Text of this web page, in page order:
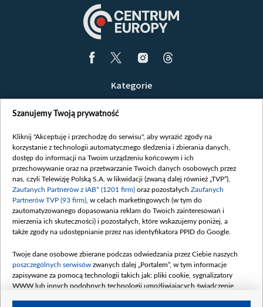
Kategorie
Opinie
Białoruś / Polska
Czytelnia
Centrum Europy
O nas
Kontakt
Informacje o nadawcy
Serwisy partnerskie
belsat.eu
slava.tv
tvpworld.com
Szanujemy Twoją prywatność
Kliknij "Akceptuję i przechodzę do serwisu", aby wyrazić zgody na
korzystanie z technologii automatycznego śledzenia i zbierania danych,
dostęp do informacji na Twoim urządzeniu końcowym i ich
przechowywanie oraz na przetwarzanie Twoich danych osobowych przez
nas, czyli Telewizję Polską S.A. w likwidacji (zwaną dalej również „TVP”),
Zaufanych Partnerów z IAB* (1201 firm) oraz pozostałych Zaufanych
Partnerów TVP (93 firm) , w celach marketingowych (w tym do
zautomatyzowanego dopasowania reklam do Twoich zainteresowań i
mierzenia ich skuteczności) i pozostałych, które wskazujemy poniżej, a
także zgody na udostępnianie przez nas identyfikatora PPID do Google.
Twoje dane osobowe zbierane podczas odwiedzania przez Ciebie naszych
poszczególnych serwisów zwanych dalej „Portalem”, w tym informacje
zapisywane za pomocą technologii takich jak: pliki cookie, sygnalizatory
WWW lub innych podobnych technologii umożliwiających świadczenie